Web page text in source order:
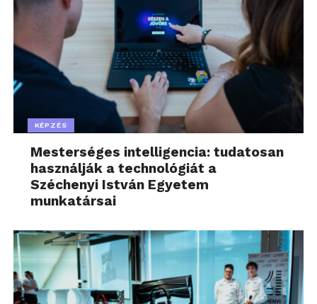
KÉPZÉS
Mesterséges intelligencia: tudatosan
használják a technológiát a
Széchenyi István Egyetem
munkatársai